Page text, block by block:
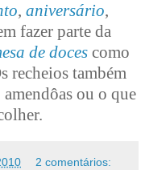
, aniversário,
fazer parte da
de doces como
recheios também
ou o que
2 comentários: